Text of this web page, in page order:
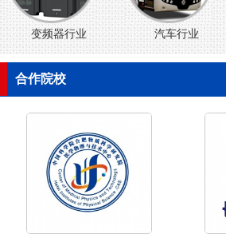
变频器行业 汽车行业
合作院校